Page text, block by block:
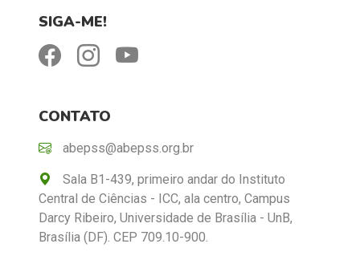
SIGA-ME!
CONTATO
abepss@abepss.org.br
Sala B1-439, primeiro andar do Instituto
Central de Ciências - ICC, ala centro, Campus
Darcy Ribeiro, Universidade de Brasília - UnB,
Brasília (DF). CEP 709.10-900.